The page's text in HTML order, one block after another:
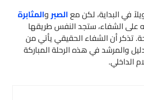
في البداية، لكن معالصبر والمثابرة
على الشفاء، ستجد النفس طريقها
تذكر أن الشفاء الحقيقي يأتي من
والمرشد في هذه الرحلة المباركة
الداخلي.